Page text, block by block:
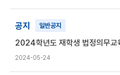
공지 일반공지
2024학년도 재학생 법정의무교
2024-05-24